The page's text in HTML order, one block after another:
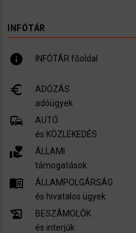
INFÓTÁR
info INFÓTÁR főoldal
euro_symbol
ADÓZÁS
adóügyek
commute
AUTÓ
és KÖZLEKEDÉS
volunteer_activism
ÁLLAMI
támogatások
menu_book
ÁLLAMPOLGÁRSÁG
és hivatalos ügyek
history_edu
BESZÁMOLÓK
és interjúk